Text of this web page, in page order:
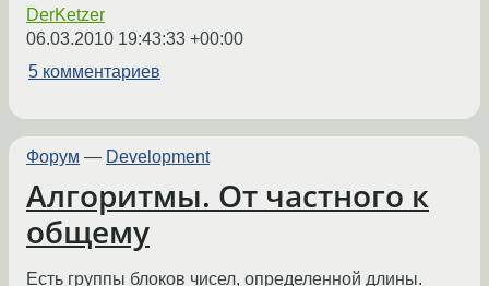
DerKetzer
06.03.2010 19:43:33 +00:00
5 комментариев
Форум — Development
Алгоритмы. От частного к
общему
Есть группы блоков чисел, определенной длины.